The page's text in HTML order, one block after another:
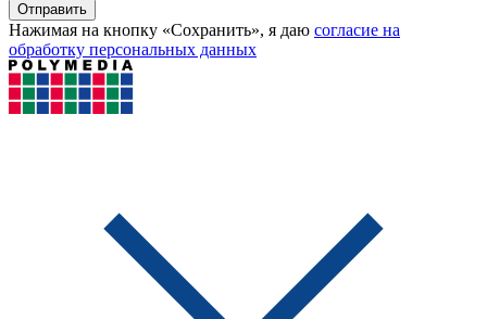
Отправить
Нажимая на кнопку «Сохранить», я даю согласие на
обработку персональных данных